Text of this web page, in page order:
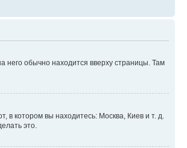
него обычно находится вверху страницы. Там
в котором вы находитесь: Москва, Киев и т. д.
это.